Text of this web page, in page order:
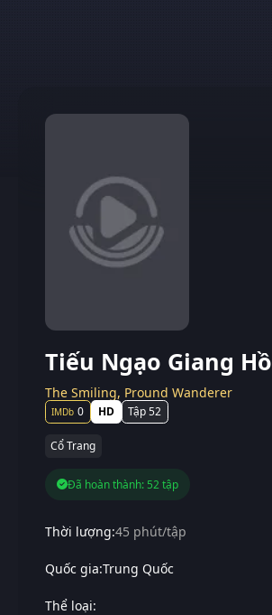
Tiếu Ngạo Giang Hồ
The Smiling, Pround Wanderer
0 HD Tập 52
Cổ Trang
Đã hoàn thành: 52 tập
Thời lượng:45 phút/tập
Quốc gia:Trung Quốc
Thể loại: